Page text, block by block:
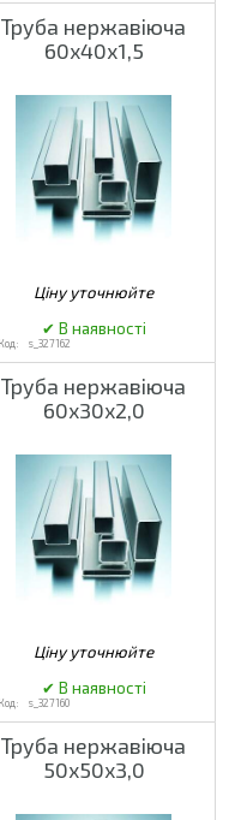
Труба нержавіюча
60х40х1,5
s_327162
Труба нержавіюча
60х30х2,0
s_327160
Труба нержавіюча
50х50х3,0